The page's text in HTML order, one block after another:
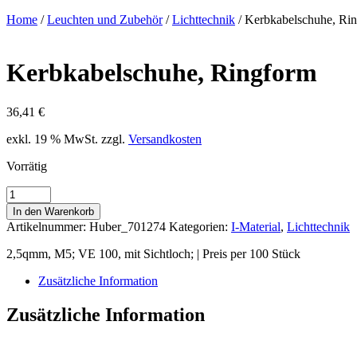
Home /Leuchten und Zubehör/Lichttechnik / Kerbkabelschuhe,
Kerbkabelschuhe, Ringform
36,41 €
exkl. 19 % MwSt. zzgl. Versandkosten
Vorrätig
Kerbkabelschuhe,
Ringform
Menge
In den Warenkorb
Artikelnummer: Huber_701274 Kategorien: I-Material, Lichttechnik
2,5qmm, M5; VE 100, mit Sichtloch; | Preis per 100 Stück
Zusätzliche Information
Zusätzliche Information